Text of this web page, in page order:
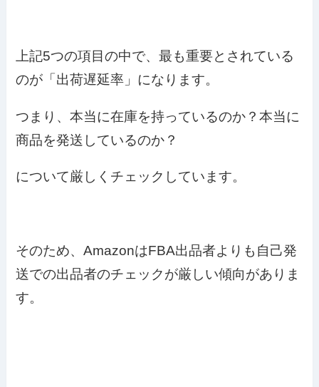
上記5つの項目の中で、最も重要とされている
のが「出荷遅延率」になります。
つまり、本当に在庫を持っているのか？本当に
商品を発送しているのか？
について厳しくチェックしています。
そのため、AmazonはFBA出品者よりも自己発
送での出品者のチェックが厳しい傾向がありま
す。